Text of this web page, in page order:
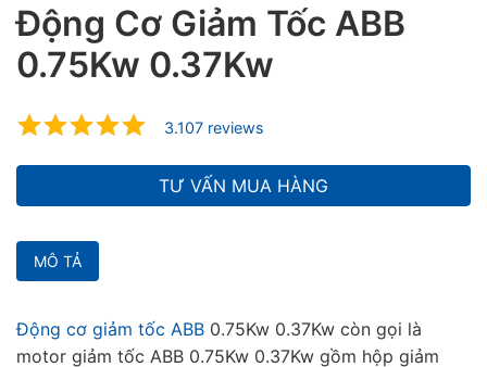
Động Cơ Giảm Tốc ABB
0.75Kw 0.37Kw
3.107 reviews
TƯ VẤN MUA HÀNG
MÔ TẢ
Động cơ giảm tốc ABB 0.75Kw 0.37Kw còn gọi là
motor giảm tốc ABB 0.75Kw 0.37Kw gồm hộp giảm